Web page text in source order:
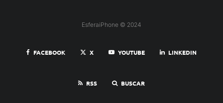
EsferaiPhone © 2024
FACEBOOK X YOUTUBE LINKEDIN
RSS BUSCAR